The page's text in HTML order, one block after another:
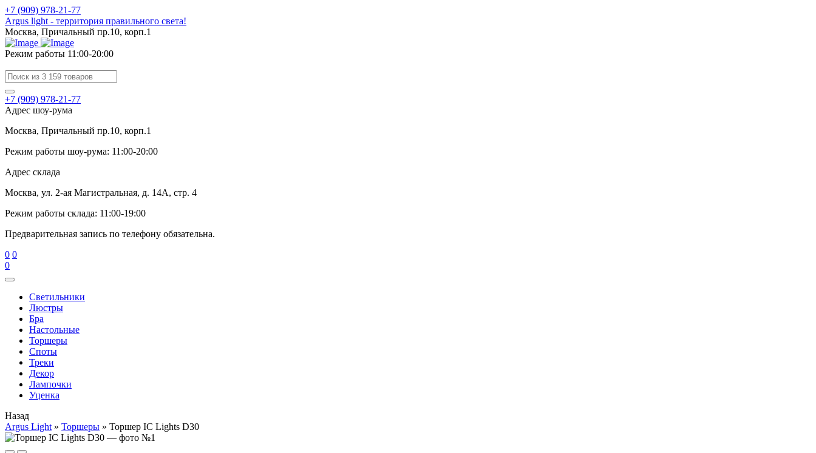
+7 (909) 978-21-77
Argus light - территория правильного света!
Москва, Причальный пр.10, корп.1
Режим работы 11:00-20:00
+7 (909) 978-21-77
Адрес шоу-рума
Москва, Причальный пр.10, корп.1
Режим работы шоу-рума: 11:00-20:00
Адрес склада
Москва, ул. 2-ая Магистральная, д. 14А, стр. 4
Режим работы склада: 11:00-19:00
Предварительная запись по телефону обязательна.
0 0
0
Cветильники
Люстры
Бра
Настольные
Торшеры
Споты
Треки
Декор
Лампочки
Уценка
Назад
Argus Light » Торшеры » Торшер IC Lights D30